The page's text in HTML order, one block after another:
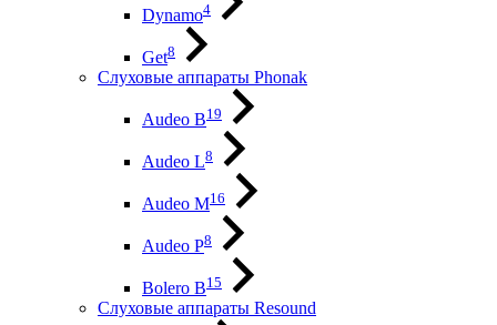
Dynamo4
Get8
Слуховые аппараты Phonak
Audeo B19
Audeo L8
Audeo М16
Audeo P8
Bolero B15
Слуховые аппараты Resound